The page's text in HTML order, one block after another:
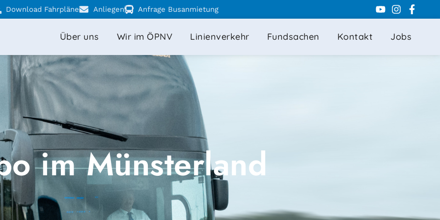
Download Fahrpläne Anliegen Anfrage Busanmietung Youtube
f
Über uns Wir im ÖPNV Linienverkehr Fundsachen Kontakt Jobs
im Münsterland